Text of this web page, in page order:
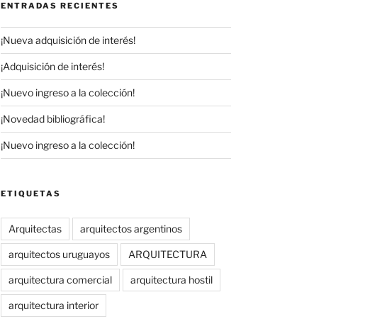
ENTRADAS RECIENTES
¡Nueva adquisición de interés!
¡Adquisición de interés!
¡Nuevo ingreso a la colección!
¡Novedad bibliográfica!
¡Nuevo ingreso a la colección!
ETIQUETAS
Arquitectas arquitectos argentinos
arquitectos uruguayos ARQUITECTURA
arquitectura comercial arquitectura hostil
arquitectura interior